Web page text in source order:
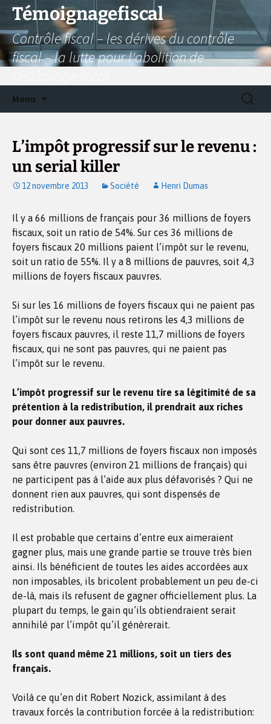
Aller
contenu
Témoignagefiscal
Contrôle fiscal – les dérives du contrôle
fiscal – la lutte pour l'abolition de
Menu
L’impôt progressif sur le revenu :
un serial killer
12 novembre 2013 Société Henri Dumas
Il y a 66 millions de français pour 36 millions de foyers
fiscaux, soit un ratio de 54%. Sur ces 36 millions de
foyers fiscaux 20 millions paient l’impôt sur le revenu,
soit un ratio de 55%. Il y a 8 millions de pauvres, soit 4,3
millions de foyers fiscaux pauvres.
Si sur les 16 millions de foyers fiscaux qui ne paient pas
l’impôt sur le revenu nous retirons les 4,3 millions de
foyers fiscaux pauvres, il reste 11,7 millions de foyers
fiscaux, qui ne sont pas pauvres, qui ne paient pas
l’impôt sur le revenu.
L’impôt progressif sur le revenu tire sa légitimité de sa
prétention à la redistribution, il prendrait aux riches
pour donner aux pauvres.
Qui sont ces 11,7 millions de foyers fiscaux non imposés
sans être pauvres (environ 21 millions de français) qui
ne participent pas à l’aide aux plus défavorisés ? Qui ne
donnent rien aux pauvres, qui sont dispensés de
redistribution.
Il est probable que certains d’entre eux aimeraient
gagner plus, mais une grande partie se trouve très bien
ainsi. Ils bénéficient de toutes les aides accordées aux
non imposables, ils bricolent probablement un peu de-ci
de-là, mais ils refusent de gagner officiellement plus. La
plupart du temps, le gain qu’ils obtiendraient serait
annihilé par l’impôt qu’il génèrerait.
Ils sont quand même 21 millions, soit un tiers des
français.
Voilà ce qu’en dit Robert Nozick, assimilant à des
travaux forcés la contribution forcée à la redistribution: